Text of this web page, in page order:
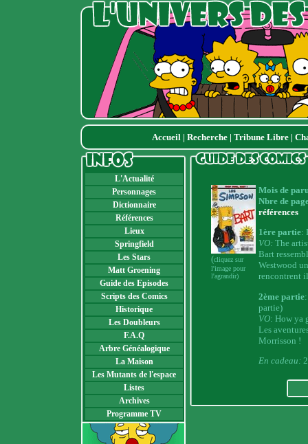
Accueil| Recherche| Tribune Libre |
L'Actualité
Personnages
Dictionnaire
Références
Lieux
Springfield
Les Stars
Matt Groening
Guide des Episodes
Scripts des Comics
Historique
Les Doubleurs
F.A.Q
Arbre Généalogique
La Maison
Les Mutants de l'espace
Listes
Archives
Programme TV
(cliquez sur
l'image pour
l'agrandir)
Mois de
Nbre de
références
1ère partie:
VO: The
Bart
Westwood
rencontrent
2ème partie:
partie)
VO: How ya
Les
Morrisson !
En cadeau: